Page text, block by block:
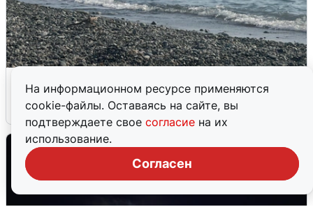
На информационном ресурсе применяются
cookie-файлы. Оставаясь на сайте, вы
подтверждаете свое согласие на их
использование.
Согласен
6 августа 0